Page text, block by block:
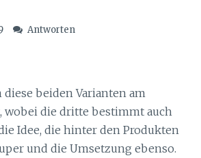
Antworten
beiden Varianten am
wobei die dritte bestimmt auch
Idee, die hinter den Produkten
und die Umsetzung ebenso.